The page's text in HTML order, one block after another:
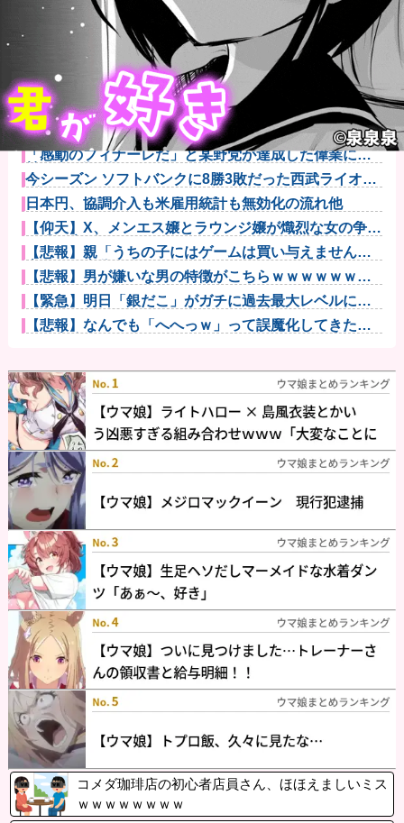
【悲報】粗品、永久追放ｗｗｗｗｗｗｗｗｗｗｗｗｗ
ｗｗ（証拠あ...
夫さん、妻に「天井のシミ数えてれば終わるでな」と
押し倒されて...
【悲報】Z世代「求刑7年のジャンポケ斎藤は口封じに
被害者殺し...
【画像】咲-saki-作者、ようやく『奇乳』に気付くｗｗ
ｗｗ
日米のレアアース脱中国依存、量とコストで行き詰ま
り…台湾メデ...
【速報】習近平が愛国心を煽った結果、日本兵を撃退
する「抗日テ...
「感動のフィナーレだ」と某野党が達成した偉業に称
賛の声が殺到...
今シーズン ソフトバンクに8勝3敗だった西武ライオン
ズさん...
日本円、協調介入も米雇用統計も無効化の流れ他
【仰天】X、メンエス嬢とラウンジ嬢が熾烈な女の争い
を繰り広げ...
【悲報】親「うちの子にはゲームは買い与えません。
本だけで十分...
【悲報】男が嫌いな男の特徴がこちらｗｗｗｗｗｗｗ
ｗｗｗ
【緊急】明日「銀だこ」がガチに過去最大レベルに混
みそうwww...
【悲報】なんでも「へへっｗ」って誤魔化してきたワ
コメダ珈琲店の初心者店員さん、ほほえましいミス
ｗｗｗｗｗｗｗｗ